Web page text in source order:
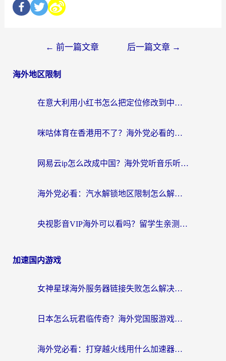
← 前一篇文章 后一篇文章 →
海外地区限制
在意大利用小红书怎么把定位修改到中国国内？3个实用技巧+1个靠谱工具帮你搞定
咪咕体育在香港用不了？海外党必看的回国加速器选择指南（附3个真实场景解决方案）
网易云ip怎么改成中国？海外党听音乐听书的无痛解决方案
海外党必看：汽水解锁地区限制怎么解除？3招解决国内影音&生活服务难题
央视影音VIP海外可以看吗？留学生亲测有效的回国加速器选择指南
加速国内游戏
女神星球海外服务器链接失败怎么解决？海外党国服游戏加速避坑指南
日本怎么玩君临传奇？海外党国服游戏加速避坑指南（附菲律宾欧洲玩家实测）
海外党必看：打穿越火线用什么加速器？解决延迟卡顿，还能玩奇妙拼图世界和第五人格